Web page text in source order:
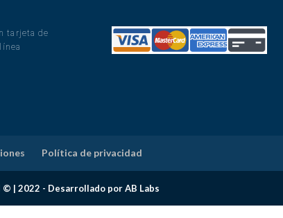
tarjeta de
Política de privacidad
© | 2022 - Desarrollado por AB Labs